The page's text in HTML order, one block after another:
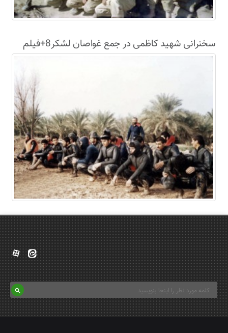
سخنرانی شهید کاظمی در جمع غواصان لشکر8+فیلم